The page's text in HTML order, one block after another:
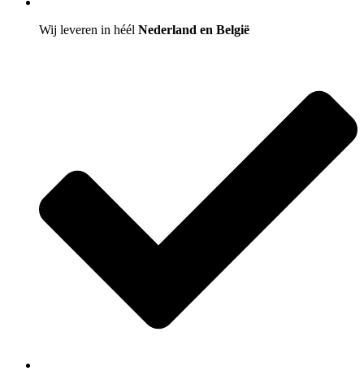
Wij leveren in héél Nederland en België